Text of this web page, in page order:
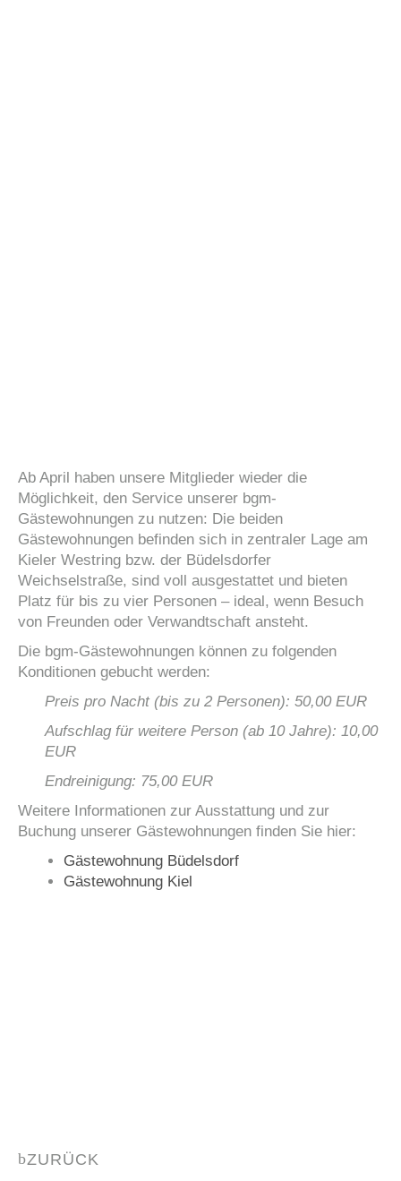
Ab April haben unsere Mitglieder wieder die
Möglichkeit, den Service unserer bgm-
Gästewohnungen zu nutzen: Die beiden
Gästewohnungen befinden sich in zentraler Lage am
Kieler Westring bzw. der Büdelsdorfer
Weichselstraße, sind voll ausgestattet und bieten
Platz für bis zu vier Personen – ideal, wenn Besuch
von Freunden oder Verwandtschaft ansteht.
Die bgm-Gästewohnungen können zu folgenden
Konditionen gebucht werden:
Preis pro Nacht (bis zu 2 Personen): 50,00 EUR
Aufschlag für weitere Person (ab 10 Jahre): 10,00
EUR
Endreinigung: 75,00 EUR
Weitere Informationen zur Ausstattung und zur
Buchung unserer Gästewohnungen finden Sie hier:
Gästewohnung Büdelsdorf
Gästewohnung Kiel
ZURÜCK